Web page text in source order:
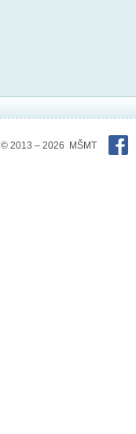
© 2013 – 2026 MŠMT